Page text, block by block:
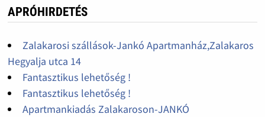
APRÓHIRDETÉS
Zalakarosi szállások-Jankó Apartmanház,Zalakaros
Hegyalja utca 14
Fantasztikus lehetőség !
Fantasztikus lehetőség !
Apartmankiadás Zalakaroson-JANKÓ